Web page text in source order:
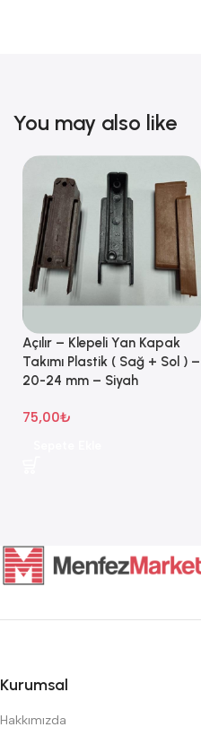
You may also like
Açılır – Klepeli Yan Kapak
Takımı Plastik ( Sağ + Sol ) –
20-24 mm – Siyah
75,00₺
Kurumsal
Hakkımızda